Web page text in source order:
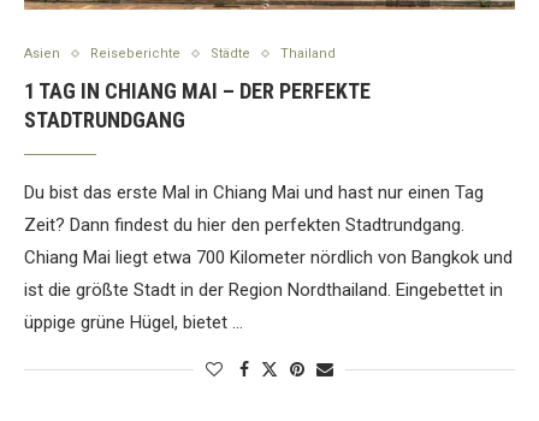
Asien Reiseberichte Städte Thailand
1 TAG IN CHIANG MAI – DER PERFEKTE
STADTRUNDGANG
Du bist das erste Mal in Chiang Mai und hast nur einen Tag
Zeit? Dann findest du hier den perfekten Stadtrundgang.
Chiang Mai liegt etwa 700 Kilometer nördlich von Bangkok und
ist die größte Stadt in der Region Nordthailand. Eingebettet in
üppige grüne Hügel, bietet …